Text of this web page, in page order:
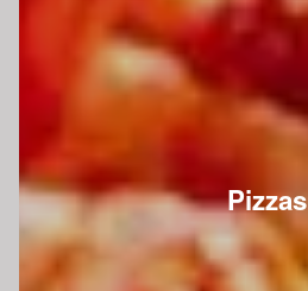
Pizzas